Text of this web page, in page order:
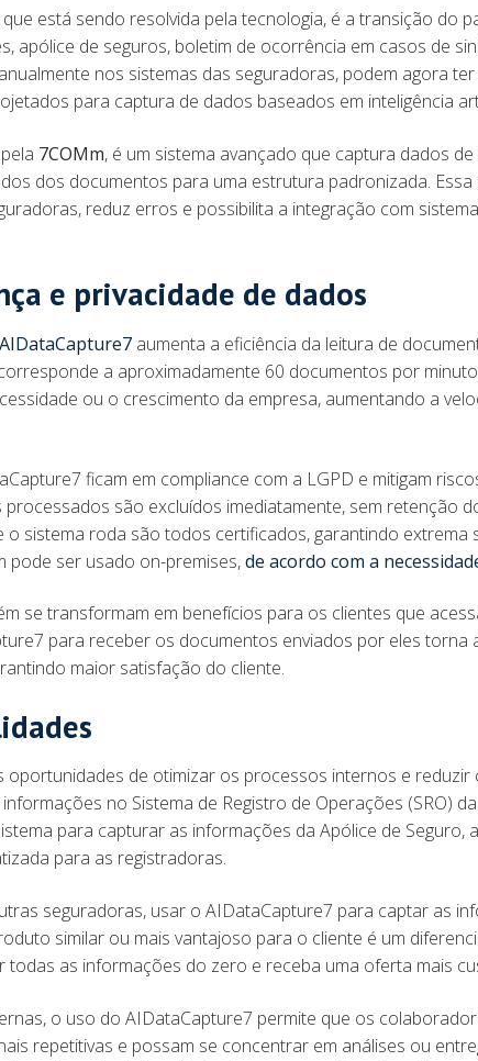
está sendo resolvida pela tecnologia, é a transição do
apólice de seguros, boletim de ocorrência em casos de
nos sistemas das seguradoras, podem agora
para captura de dados baseados em inteligência
7COMm, é um sistema avançado que captura dados
dos documentos para uma estrutura padronizada.
reduz erros e possibilita a integração com
e privacidade de dados
AIDataCapture7 aumenta a eficiência da leitura de
a aproximadamente 60 documentos por
ou o crescimento da empresa, aumentando a
ficam em compliance com a LGPD e mitigam
são excluídos imediatamente, sem retenção
o sistema roda são todos certificados, garantindo
pode ser usado on-premises,de acordo com a
se transformam em benefícios para os clientes que
para receber os documentos enviados por eles torna
maior satisfação do cliente.
oportunidades de otimizar os processos internos e reduzir
no Sistema de Registro de Operações (SRO)
para capturar as informações da Apólice de Seguro,
para as registradoras.
seguradoras, usar o AIDataCapture7 para captar as
similar ou mais vantajoso para o cliente é um
todas as informações do zero e receba uma oferta mais
o uso do AIDataCapture7 permite que os
repetitivas e possam se concentrar em análises ou